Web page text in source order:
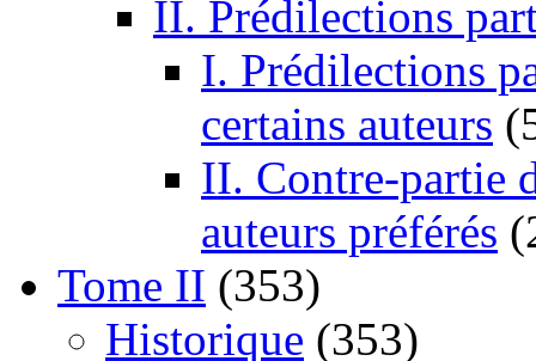
II. Prédilections
I. Prédilections
certains auteurs
II. Contre-partie
auteurs préférés
Tome II (353)
Historique (353)